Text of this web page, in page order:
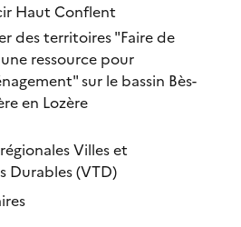
Haut Conflent
des territoires "Faire de
une ressource pour
sur le bassin Bès-
en Lozère
Villes et
Durables (VTD)